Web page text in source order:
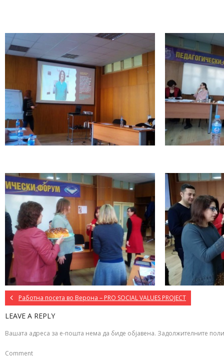
Работна посета во Верона – PRO SOCIAL VALUES PROJECT
LEAVE A REPLY
Вашата адреса за е-пошта нема да биде објавена. Задолжителните
Comment